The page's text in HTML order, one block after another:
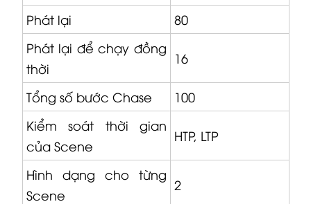
Phát lại
80
Phát lại để chạy đồng
thời
16
Tổng số bước Chase
100
Kiểm soát thời gian
của Scene
HTP, LTP
Hình dạng cho từng
Scene
2